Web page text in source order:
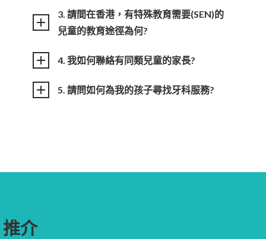
3. 請間在香港，有特殊教育需要(SEN)的
兒童的教育途徑為何?
4. 我如何聯絡有同類兒童的家長?
5. 請問如何為我的孩子尋找牙科服務?
推介